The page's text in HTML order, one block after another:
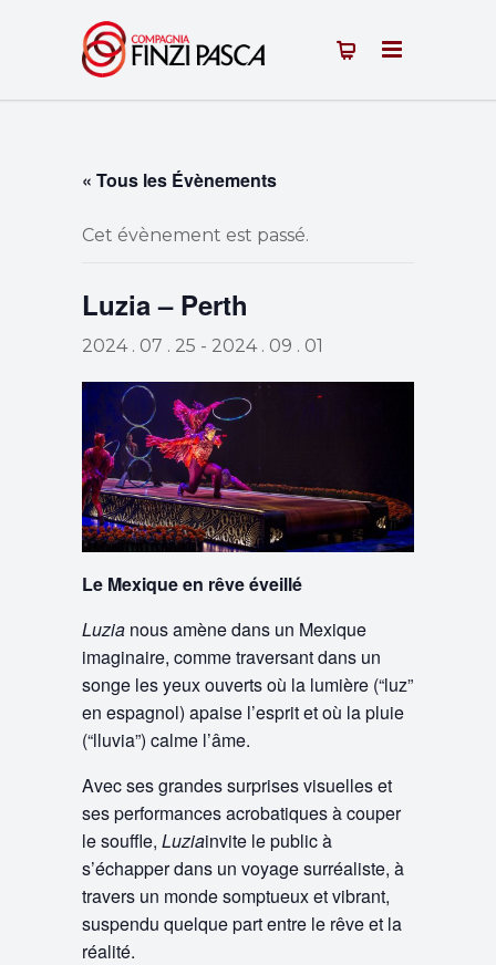
« Tous les Évènements
Cet évènement est passé.
Luzia – Perth
2024 . 07 . 25 - 2024 . 09 . 01
Le Mexique en rêve éveillé
Luzia nous amène dans un Mexique
imaginaire, comme traversant dans un
songe les yeux ouverts où la lumière (“luz”
en espagnol) apaise l’esprit et où la pluie
(“lluvia”) calme l’âme.
Avec ses grandes surprises visuelles et
ses performances acrobatiques à couper
le souffle, Luziainvite le public à
s’échapper dans un voyage surréaliste, à
travers un monde somptueux et vibrant,
suspendu quelque part entre le rêve et la
réalité.